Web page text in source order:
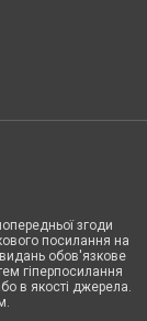
згоди
посилання на
обов'язкове
гіперпосилання
в якості джерела.